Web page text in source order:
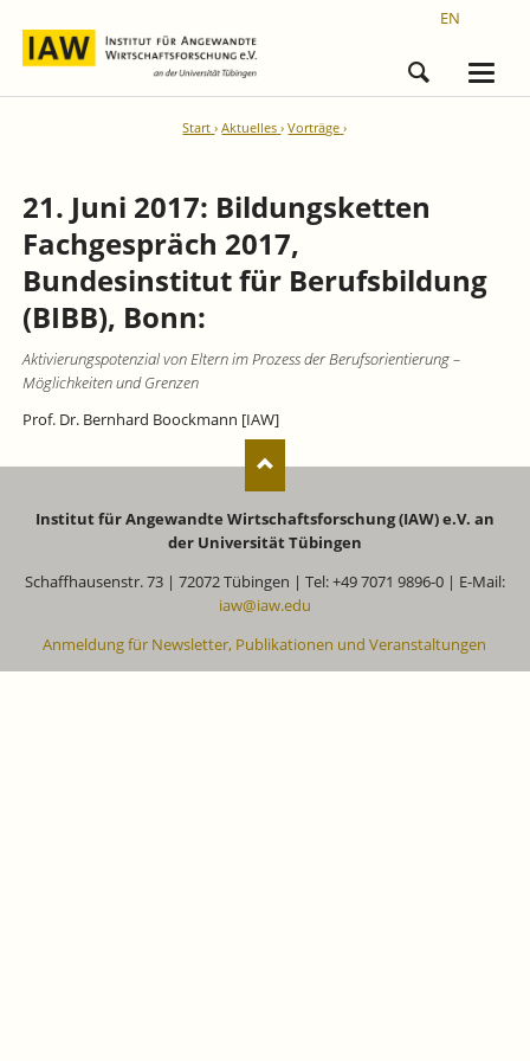
EN
Start Aktuelles Vorträge
21. Juni 2017: Bildungsketten
Fachgespräch 2017,
Bundesinstitut für Berufsbildung
(BIBB), Bonn:
Aktivierungspotenzial von Eltern im Prozess der Berufsorientierung –
Möglichkeiten und Grenzen
Prof. Dr. Bernhard Boockmann [IAW]
Institut für Angewandte Wirtschaftsforschung (IAW) e.V. an
der Universität Tübingen
Schaffhausenstr. 73 | 72072 Tübingen | Tel: +49 7071 9896-0 | E-Mail:
iaw@iaw.edu
Anmeldung für Newsletter, Publikationen und Veranstaltungen